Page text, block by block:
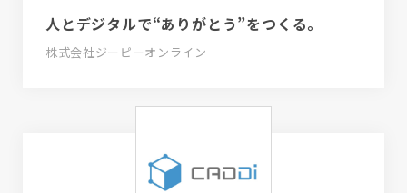
人とデジタルで“ありがとう”をつくる。
株式会社ジーピーオンライン